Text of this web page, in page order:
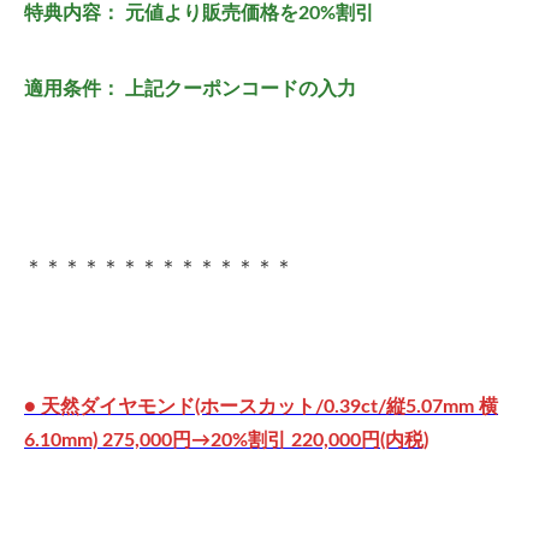
特典内容： 元値より販売価格を20%割引
適用条件： 上記クーポンコードの入力
＊＊＊＊＊＊＊＊＊＊＊＊＊＊
● 天然ダイヤモンド(ホースカット/0.39ct/縦5.07mm 横
6.10mm) 275,000円→20%割引 220,000円(内税)